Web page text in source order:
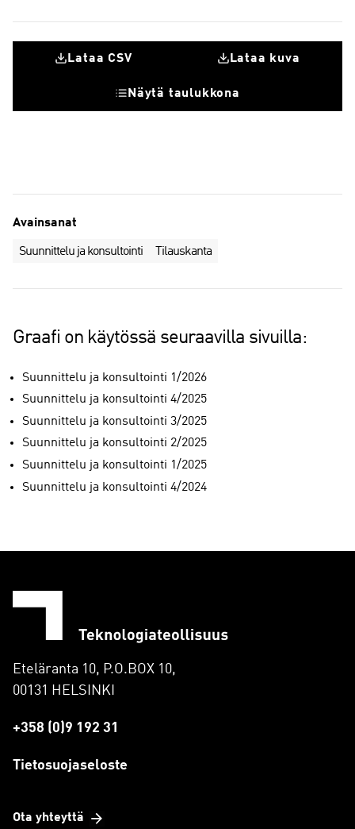
Lataa CSV Lataa kuva
Näytä taulukkona
Avainsanat
Suunnittelu ja konsultointi Tilauskanta
Graafi on käytössä seuraavilla sivuilla:
Suunnittelu ja konsultointi 1/2026
Suunnittelu ja konsultointi 4/2025
Suunnittelu ja konsultointi 3/2025
Suunnittelu ja konsultointi 2/2025
Suunnittelu ja konsultointi 1/2025
Suunnittelu ja konsultointi 4/2024
Eteläranta 10, P.O.BOX 10,
00131 HELSINKI
+358 (0)9 192 31
Tietosuojaseloste
Ota yhteyttä